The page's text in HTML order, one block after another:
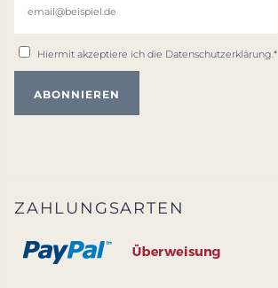
Hiermit akzeptiere ich die Datenschutzerklärung.*
ZAHLUNGSARTEN